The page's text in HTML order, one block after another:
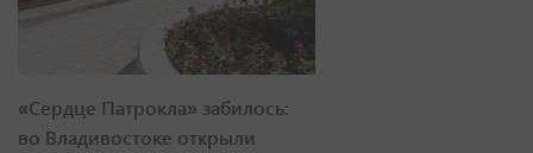
«Сердце Патрокла» забилось:
во Владивостоке открыли